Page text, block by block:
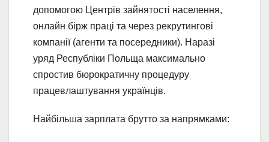
допомогою Центрів зайнятості населення,
онлайн бірж праці та через рекрутингові
компанії (агенти та посередники). Наразі
уряд Республіки Польща максимально
спростив бюрократичну процедуру
працевлаштування українців.
Найбільша зарплата брутто за напрямками: